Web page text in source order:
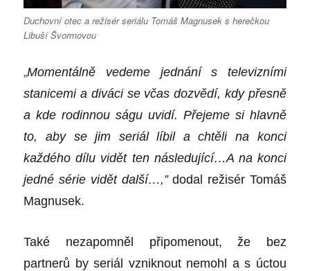
Duchovní otec a režisér seriálu Tomáš Magnusek s herečkou
Libuší Švormovou
„Momentálně vedeme jednání s televizními
stanicemi a diváci se včas dozvědí, kdy přesně
a kde rodinnou ságu uvidí. Přejeme si hlavně
to, aby se jim seriál líbil a chtěli na konci
každého dílu vidět ten následující…A na konci
jednésérie vidět další…,”dodal režisér Tomáš
Magnusek.
Také nezapomněl připomenout, že bez
partnerů by seriál vzniknout nemohl a s úctou